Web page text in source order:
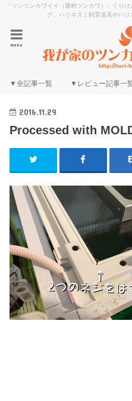
「ツンツンカワイイ（通称ツンカワ）」くり
グ。ハリネズミ飼育道具やハリ
menu
▼全記事一覧 ▼レビュー記事一
2016.11.29
Processed with